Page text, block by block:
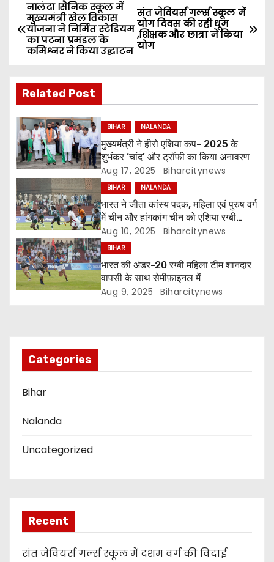
P
o
t
n
a
v
i
g
a
t
i
n
संत जेवियर्स गर्ल्स स्कूल में
योग दिवस की रही धूम
,शिक्षक और छात्रा ने किया
योग
नालंदा ।सैनिक स्कूल में
मुख्यमंत्री खेल विकास
योजना ने निर्मित स्टेडियम
का पटना प्रमंडल के
कमिश्नर ने किया उद्घाटन
Related Post
BIHAR NALANDA
मुख्यमंत्री ने हीरो एशिया कप- 2025 के
शुभंकर ‘चांद’ और ट्रॉफी का किया अनावरण
Aug 17, 2025 Biharcitynews
BIHAR NALANDA
भारत ने जीता कांस्य पदक, महिला एवं पुरुष वर्ग
में चीन और हांगकांग चीन को एशिया रग्बी
एमिरेट्स अंडर-20 सेवन्‍स का ताज
Aug 10, 2025 Biharcitynews
BIHAR
भारत की अंडर-20 रग्बी महिला टीम शानदार
वापसी के साथ सेमीफ़ाइनल में
Aug 9, 2025 Biharcitynews
Categories
Bihar
Nalanda
Uncategorized
Recent
संत जेवियर्स गर्ल्स स्कूल में दशम वर्ग की विदाई